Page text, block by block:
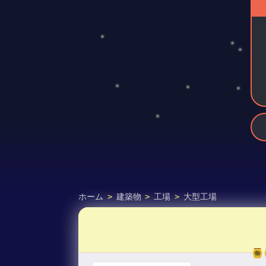
ホーム > 建築物 > 工場 > 大型工場